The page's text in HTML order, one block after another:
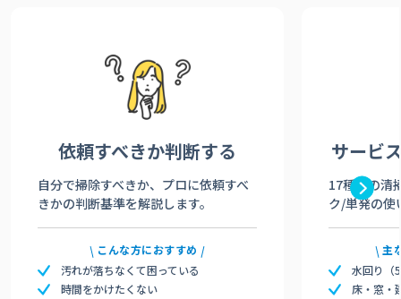
依頼すべきか判断する
自分で掃除すべきか、プロに依頼すべ
きかの判断基準を解説します。
こんな方におすすめ
汚れが落ちなくて困っている
時間をかけたくない
サービ
17種類の清
ク/単発の使
主
水回り（
床・窓・